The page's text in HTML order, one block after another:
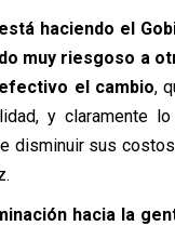
haciendo el
muy riesgoso a
el cambio,
y claramente
disminuir sus
hacia la